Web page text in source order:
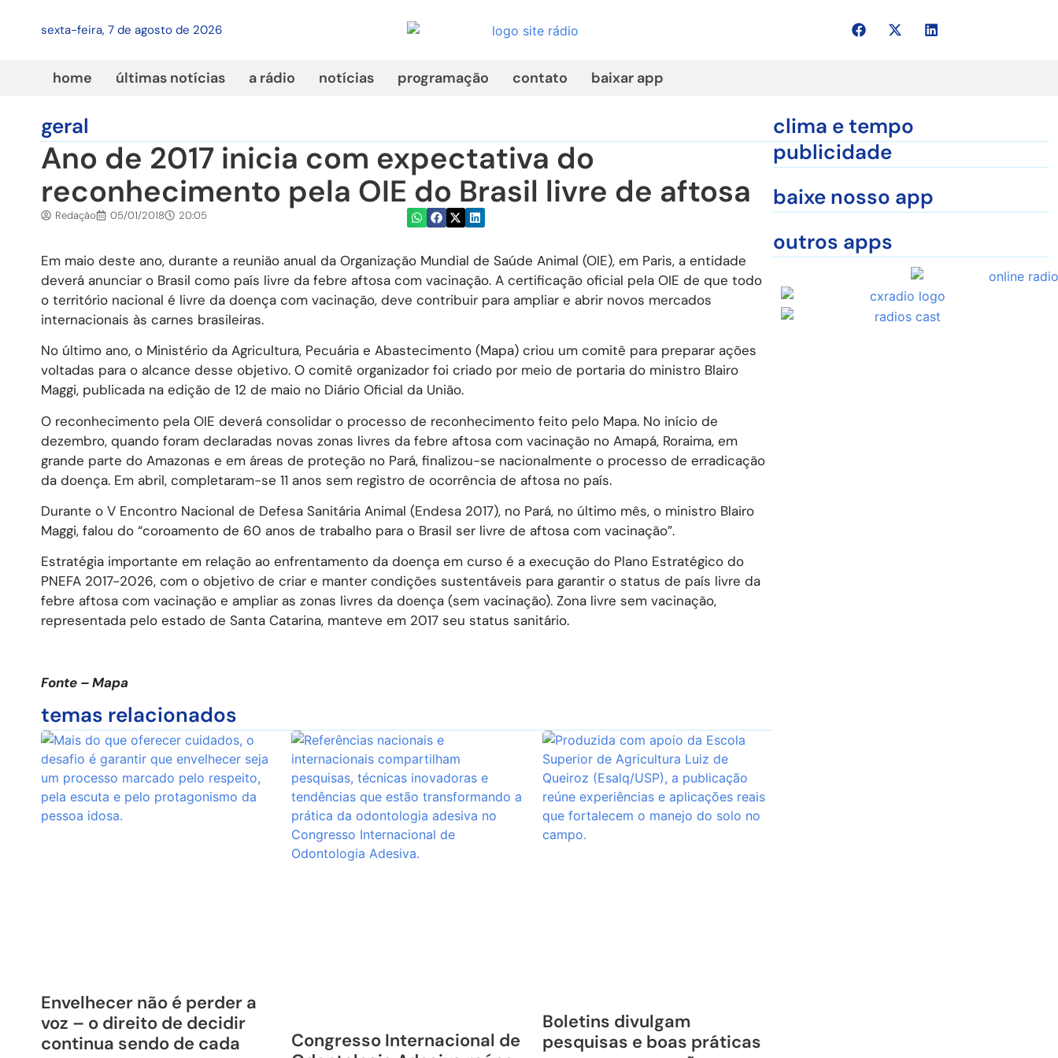
sexta-feira, 7 de agosto de 2026
home últimas notícias a rádio notícias programação contato baixar app
geral
Ano de 2017 inicia com expectativa do
reconhecimento pela OIE do Brasil livre de aftosa
Redação 05/01/2018 20:05
Em maio deste ano, durante a reunião anual da Organização Mundial de Saúde Animal (OIE), em Paris, a entidade
deverá anunciar o Brasil como país livre da febre aftosa com vacinação. A certificação oficial pela OIE de que todo
o território nacional é livre da doença com vacinação, deve contribuir para ampliar e abrir novos mercados
internacionais às carnes brasileiras.
No último ano, o Ministério da Agricultura, Pecuária e Abastecimento (Mapa) criou um comitê para preparar ações
voltadas para o alcance desse objetivo. O comitê organizador foi criado por meio de portaria do ministro Blairo
Maggi, publicada na edição de 12 de maio no Diário Oficial da União.
O reconhecimento pela OIE deverá consolidar o processo de reconhecimento feito pelo Mapa. No início de
dezembro, quando foram declaradas novas zonas livres da febre aftosa com vacinação no Amapá, Roraima, em
grande parte do Amazonas e em áreas de proteção no Pará, finalizou-se nacionalmente o processo de erradicação
da doença. Em abril, completaram-se 11 anos sem registro de ocorrência de aftosa no país.
Durante o V Encontro Nacional de Defesa Sanitária Animal (Endesa 2017), no Pará, no último mês, o ministro Blairo
Maggi, falou do “coroamento de 60 anos de trabalho para o Brasil ser livre de aftosa com vacinação”.
Estratégia importante em relação ao enfrentamento da doença em curso é a execução do Plano Estratégico do
PNEFA 2017-2026, com o objetivo de criar e manter condições sustentáveis para garantir o status de país livre da
febre aftosa com vacinação e ampliar as zonas livres da doença (sem vacinação). Zona livre sem vacinação,
representada pelo estado de Santa Catarina, manteve em 2017 seu status sanitário.
Fonte – Mapa
temas relacionados
Envelhecer não é perder a
voz – o direito de decidir
continua sendo de cada
Congresso Internacional de
Boletins divulgam
pesquisas e boas práticas
clima e tempo
publicidade
baixe nosso app
outros apps